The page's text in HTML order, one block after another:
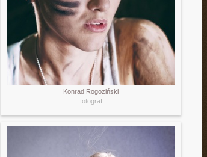
Konrad Rogoziński
fotograf